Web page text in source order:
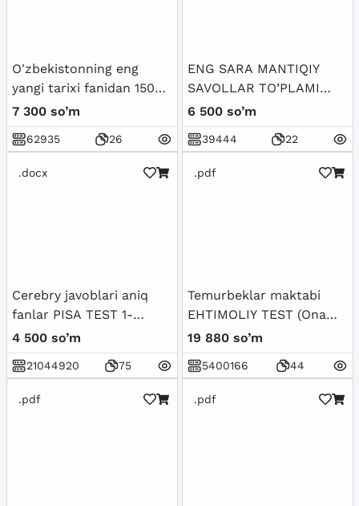
O'zbekistonning eng
yangi tarixi fanidan 150
talik test javoblari bilan
7 300 so’m
62935 26
ENG SARA MANTIQIY
SAVOLLAR TO’PLAMI
JAVOBLARI BILAN
6 500 so’m
39444 22
.docx
Cerebry javoblari aniq
fanlar PISA TEST 1-
BOSQICH
4 500 so’m
21044920 75
.pdf
Temurbeklar maktabi
EHTIMOLIY TEST (Ona
tili-Matematika-Fizika) -
Javoblari bilan
19 880 so’m
5400166 44
.pdf .pdf